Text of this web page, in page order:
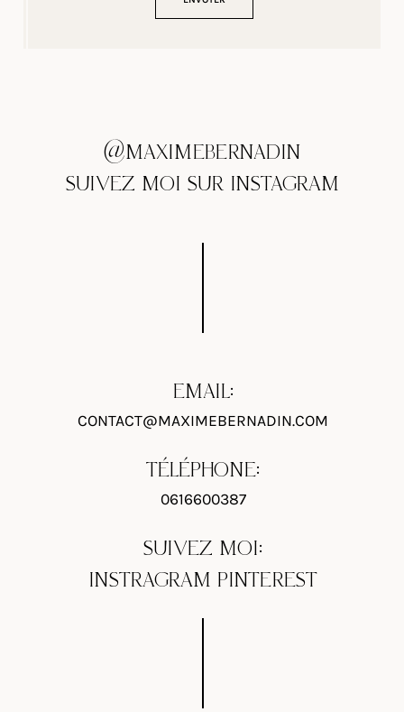
@MAXIMEBERNADIN
SUIVEZ MOI SUR INSTAGRAM
EMAIL:
CONTACT@MAXIMEBERNADIN.COM
TÉLÉPHONE:
0616600387
SUIVEZ MOI:
INSTRAGRAM PINTEREST